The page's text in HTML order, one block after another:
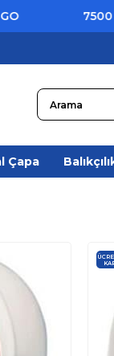
7500 TL VE
Çapa